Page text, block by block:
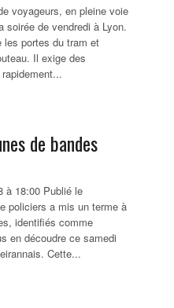
voyageurs, en pleine voie
soirée de vendredi à Lyon.
les portes du tram et
Il exige des
de bandes
à 18:00 Publié le
policiers a mis un terme à
identifiés comme
en découdre ce samedi
Cette...